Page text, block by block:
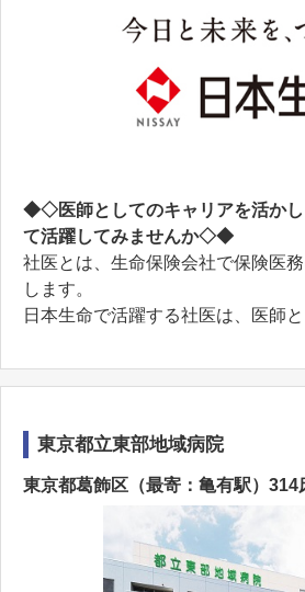
◆◇医師としてのキャリアを活かし
て活躍してみませんか◇◆
社医とは、生命保険会社で保険医
します。
日本生命で活躍する社医は、医師
東京都立東部地域病院
東京都葛飾区（最寄：亀有駅）314